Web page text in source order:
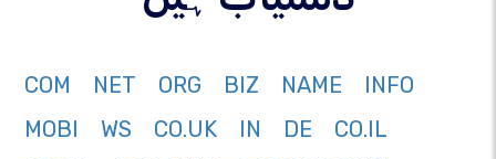
COM NET ORG BIZ NAME
INFO
MOBI
WS CO.UK IN DE
CO.IL